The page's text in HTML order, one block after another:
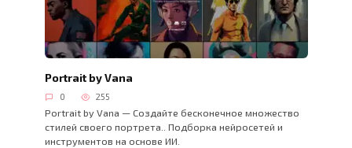
Portrait by Vana
0 255
Portrait by Vana — Создайте бесконечное множество
стилей своего портрета.. Подборка нейросетей и
инструментов на основе ИИ.